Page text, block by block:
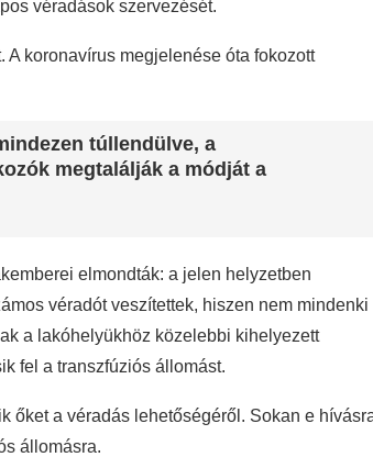
véradások szervezését.
koronavírus megjelenése óta fokozott
túllendülve, a
megtalálják a módját a
elmondták: a jelen helyzetben
véradót veszítettek, hiszen nem mindenki
a lakóhelyükhöz közelebbi kihelyezett
fel a transzfúziós állomást.
őket a véradás lehetőségéről. Sokan e
állomásra.